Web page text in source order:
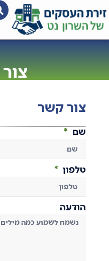
צור קשר
שם
טלפון
הודעה